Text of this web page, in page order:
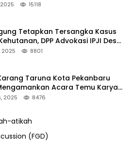
15118
Tetapkan Tersangka Kasus
DPP Advokasi IPJI Desak
Pajak RAPP
2025 8801
Taruna Kota Pekanbaru
Acara Temu Karya
Taruna Pekanbaru
2025 8476
atikah
(FGD)